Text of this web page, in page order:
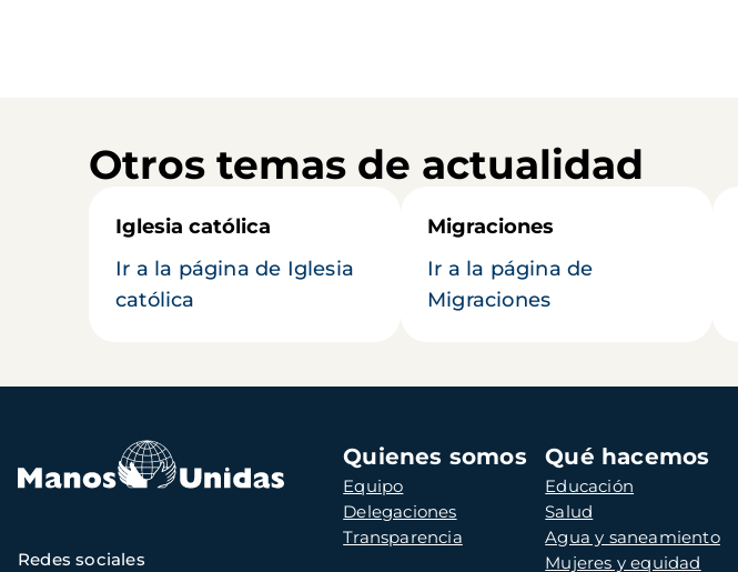
Otros temas de actualidad
Iglesia católica
Ir a la página de Iglesia
católica
Migraciones
Ir a la página de
Migraciones
Navegación
principal
Quienes somos
Equipo
Delegaciones
Transparencia
Qué hacemos
Educación
Salud
Agua y saneamiento
Mujeres y equidad
Redes sociales